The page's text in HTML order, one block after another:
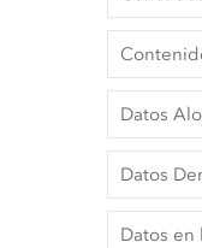
Datos
Datos
Datos en